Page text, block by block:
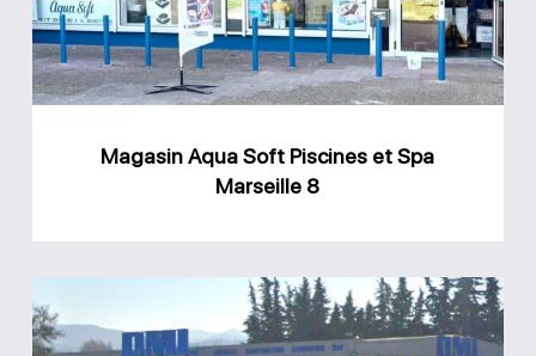
et
Spa
Marseille
Magasin Aqua Soft Piscines et Spa
Marseille 8
Magasin
DML